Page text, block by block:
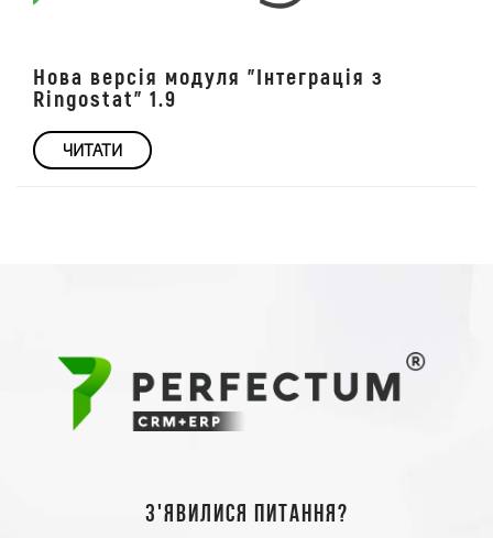
Нова версія модуля "Інтеграція з
Ringostat" 1.9
ЧИТАТИ
З'явилися питання?